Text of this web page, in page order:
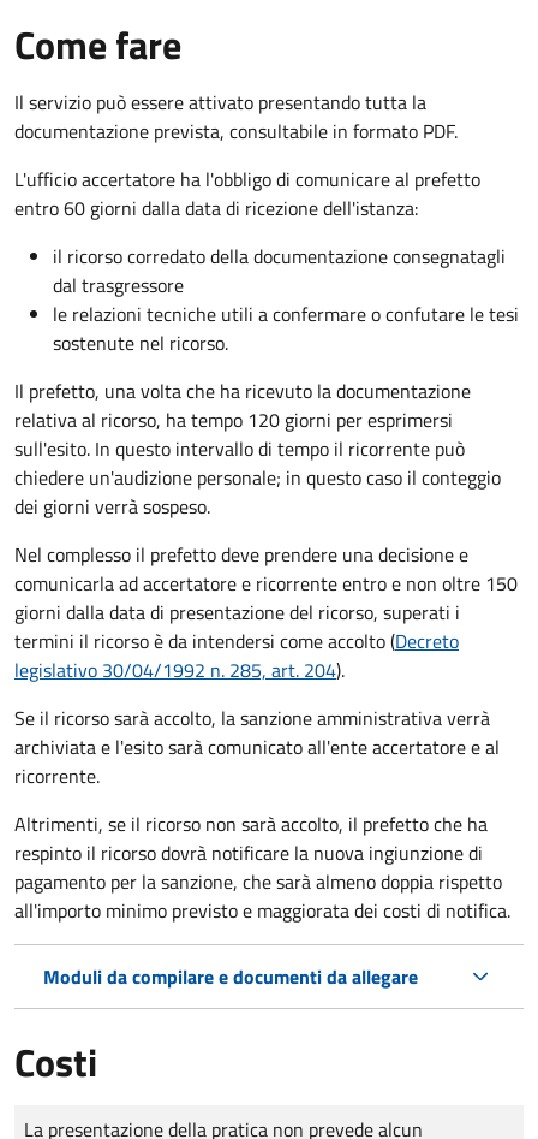
Come fare
Il servizio può essere attivato presentando tutta la
documentazione prevista, consultabile in formato PDF.
L'ufficio accertatore ha l'obbligo di comunicare al prefetto
entro 60 giorni dalla data di ricezione dell'istanza:
il ricorso corredato della documentazione consegnatagli
dal trasgressore
le relazioni tecniche utili a confermare o confutare le tesi
sostenute nel ricorso.
Il prefetto, una volta che ha ricevuto la documentazione
relativa al ricorso, ha tempo 120 giorni per esprimersi
sull'esito. In questo intervallo di tempo il ricorrente può
chiedere un'audizione personale; in questo caso il conteggio
dei giorni verrà sospeso.
Nel complesso il prefetto deve prendere una decisione e
comunicarla ad accertatore e ricorrente entro e non oltre 150
giorni dalla data di presentazione del ricorso, superati i
termini il ricorso è da intendersi come accolto (Decreto
legislativo 30/04/1992 n. 285, art. 204).
Se il ricorso sarà accolto, la sanzione amministrativa verrà
archiviata e l'esito sarà comunicato all'ente accertatore e al
ricorrente.
Altrimenti, se il ricorso non sarà accolto, il prefetto che ha
respinto il ricorso dovrà notificare la nuova ingiunzione di
pagamento per la sanzione, che sarà almeno doppia rispetto
all'importo minimo previsto e maggiorata dei costi di notifica.
Moduli da compilare e documenti da allegare
Costi
Tipo di pagamento
Importo
La presentazione della pratica non prevede alcun